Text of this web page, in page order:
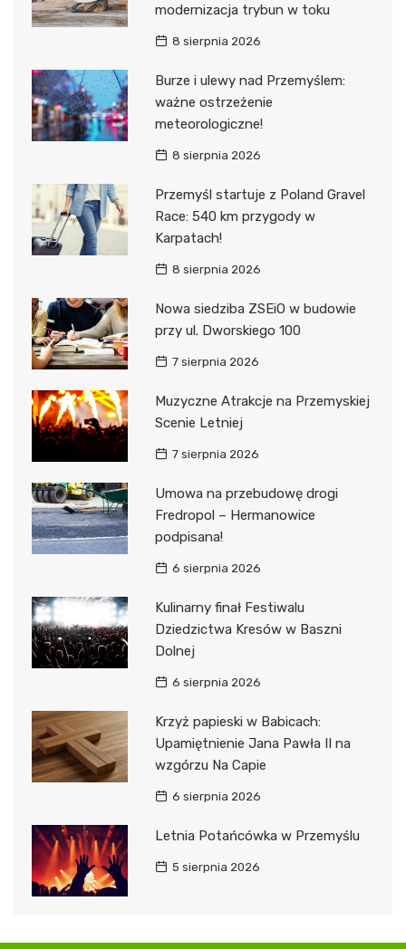
modernizacja trybun w toku
8 sierpnia 2026
Burze i ulewy nad Przemyślem:
ważne ostrzeżenie
meteorologiczne!
8 sierpnia 2026
Przemyśl startuje z Poland Gravel
Race: 540 km przygody w
Karpatach!
8 sierpnia 2026
Nowa siedziba ZSEiO w budowie
przy ul. Dworskiego 100
7 sierpnia 2026
Muzyczne Atrakcje na Przemyskiej
Scenie Letniej
7 sierpnia 2026
Umowa na przebudowę drogi
Fredropol – Hermanowice
podpisana!
6 sierpnia 2026
Kulinarny finał Festiwalu
Dziedzictwa Kresów w Baszni
Dolnej
6 sierpnia 2026
Krzyż papieski w Babicach:
Upamiętnienie Jana Pawła II na
wzgórzu Na Capie
6 sierpnia 2026
Letnia Potańcówka w Przemyślu
5 sierpnia 2026